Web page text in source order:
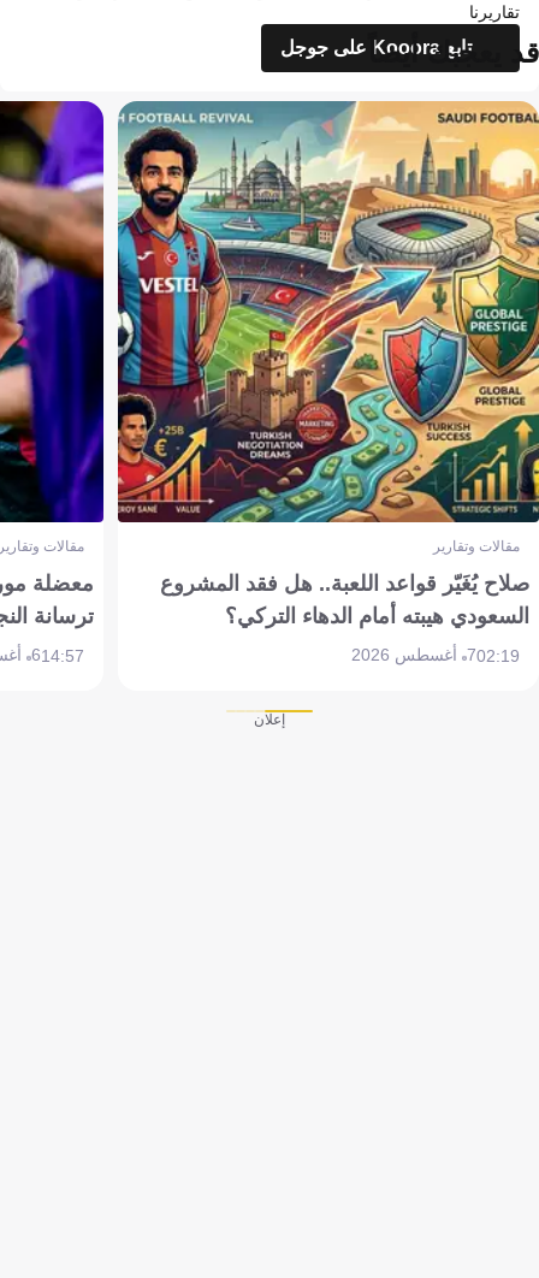
تقاريرنا
تابع Kooora على جوجل
قد يعجبك أيضاً
مقالات وتقارير
صلاح يُغَيّر قواعد اللعبة.. هل فقد المشروع
السعودي هيبته أمام الدهاء التركي؟
02:197 أغسطس 2026
مقالات
معضلة
ترسانة
14:576 أغسطس 2026
إعلان